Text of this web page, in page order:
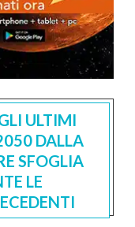
ULTIMI
DALLA
SFOGLIA
LE